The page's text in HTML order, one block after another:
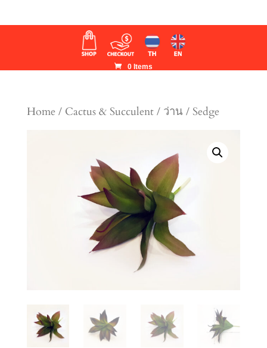
0 Items
Home/ Cactus & Succulent/ ว่าน / Sedge